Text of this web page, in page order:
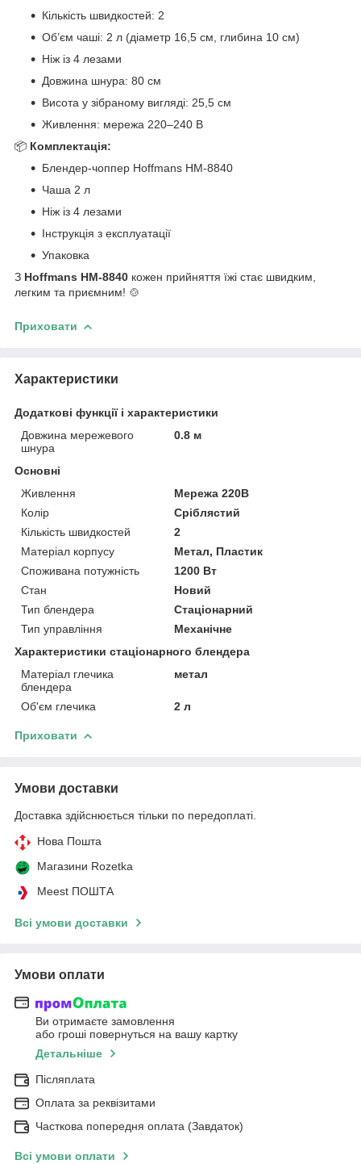
Кількість швидкостей: 2
Об’єм чаші: 2 л (діаметр 16,5 см, глибина 10 см)
Ніж із 4 лезами
Довжина шнура: 80 см
Висота у зібраному вигляді: 25,5 см
Живлення: мережа 220–240 В
📦 Комплектація:
Блендер-чоппер Hoffmans HM-8840
Чаша 2 л
Ніж із 4 лезами
Інструкція з експлуатації
Упаковка
З Hoffmans HM-8840 кожен прийняття їжі стає швидким,
легким та приємним! 🍲
Приховати
Характеристики
Додаткові функції і характеристики
Довжина мережевого
шнура
0.8 м
Основні
Живлення
Мережа 220В
Колір
Сріблястий
Кількість швидкостей
2
Матеріал корпусу
Метал, Пластик
Споживана потужність
1200 Вт
Стан
Новий
Тип блендера
Стаціонарний
Тип управління
Механічне
Характеристики стаціонарного блендера
Матеріал глечика
блендера
метал
Об'єм глечика 2 л
Приховати
Умови доставки
Доставка здійснюється тільки по передоплаті.
Нова Пошта
Магазини Rozetka
Meest ПОШТА
Всі умови доставки
Умови оплати
Ви отримаєте замовлення
або гроші повернуться на вашу картку
Детальніше
Післяплата
Оплата за реквізитами
Часткова попередня оплата (Завдаток)
Всі умови оплати